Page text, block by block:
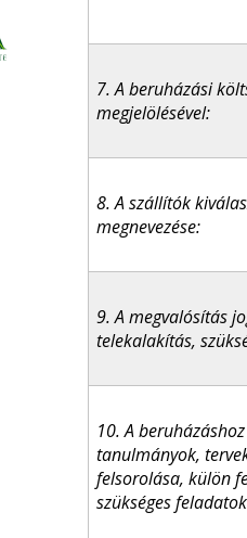
7. A beruházási
megjelölésével:
8. A szállítók
megnevezése:
9. A megvalósítás
telekalakítás,
10. A
tanulmányok,
felsorolása, külön
szükséges